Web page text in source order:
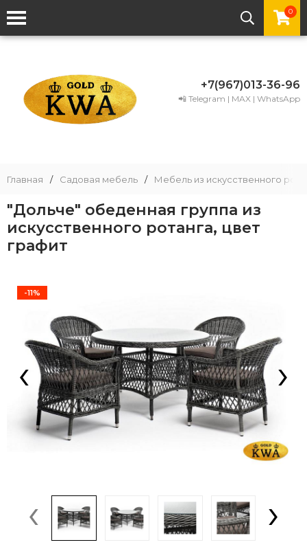
0
+7(967)013-36-96
📲 Telegram | MAX | WhatsApp
Главная / Садовая мебель / Мебель из искусственного
"Дольче" обеденная группа из
искусственного ротанга, цвет
графит
-11%
‹ ›
‹ ›